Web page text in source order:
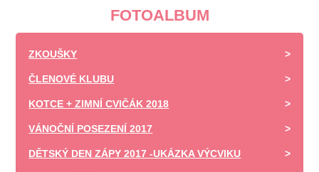
FOTOALBUM
ZKOUŠKY
ČLENOVÉ KLUBU
KOTCE + ZIMNÍ CVIČÁK 2018
VÁNOČNÍ POSEZENÍ 2017
DĚTSKÝ DEN ZÁPY 2017 -UKÁZKA VÝCVIKU